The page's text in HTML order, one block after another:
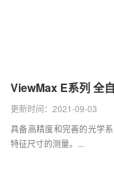
ViewMax E系列 全
更新时间：2021-09-03
具备高精度和完善的光学
特征尺寸的测量。...